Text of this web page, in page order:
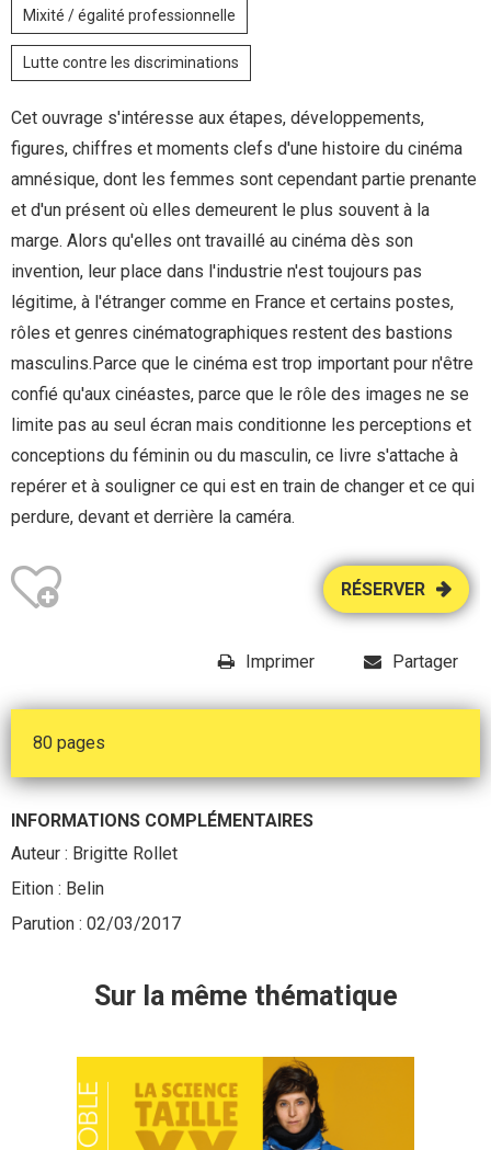
Mixité / égalité professionnelle
Lutte contre les discriminations
Cet ouvrage s'intéresse aux étapes, développements,
figures, chiffres et moments clefs d'une histoire du cinéma
amnésique, dont les femmes sont cependant partie prenante
et d'un présent où elles demeurent le plus souvent à la
marge. Alors qu'elles ont travaillé au cinéma dès son
invention, leur place dans l'industrie n'est toujours pas
légitime, à l'étranger comme en France et certains postes,
rôles et genres cinématographiques restent des bastions
masculins.Parce que le cinéma est trop important pour n'être
confié qu'aux cinéastes, parce que le rôle des images ne se
limite pas au seul écran mais conditionne les perceptions et
conceptions du féminin ou du masculin, ce livre s'attache à
repérer et à souligner ce qui est en train de changer et ce qui
perdure, devant et derrière la caméra.
RÉSERVER
Imprimer Partager
80 pages
INFORMATIONS COMPLÉMENTAIRES
Auteur : Brigitte Rollet
Eition : Belin
Parution : 02/03/2017
Sur la même thématique